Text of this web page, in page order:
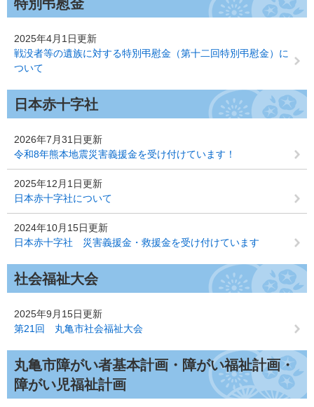
特別弔慰金
2025年4月1日更新
戦没者等の遺族に対する特別弔慰金（第十二回特別弔慰金）に
ついて
日本赤十字社
2026年7月31日更新
令和8年熊本地震災害義援金を受け付けています！
2025年12月1日更新
日本赤十字社について
2024年10月15日更新
日本赤十字社 災害義援金・救援金を受け付けています
社会福祉大会
2025年9月15日更新
第21回 丸亀市社会福祉大会
丸亀市障がい者基本計画・障がい福祉計画・
障がい児福祉計画